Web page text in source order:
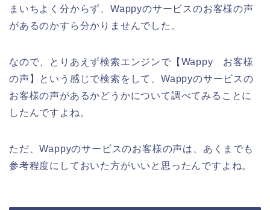
まいちよく分からず、Wappyのサービスのお客様の声
があるのかすら分かりませんでした。
なので、とりあえず検索エンジンで【Wappy お客様
の声】という感じで検索をして、Wappyのサービスの
お客様の声があるかどうかについて調べてみることに
したんですよね。
ただ、Wappyのサービスのお客様の声は、あくまでも
参考程度にしておいた方がいいと思ったんですよね。